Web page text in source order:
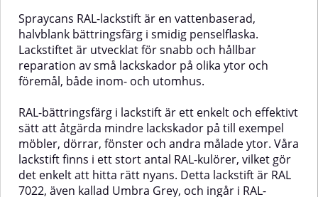
bättringsmålning av olika ytor
men även för olika typer av
dekorationsmålning. RAL
Akryllack har utmärkt vertikal
stabilitet, så knappt något dropp
och utmärkt vidhäftning!Den här
7022. Kulören kallas för Amber
Grey och ingår i RAL-systemets
kategori Grå nyanser. Fördelar
med Akrylspray RAL 7022-
Utmärkt täckning- Hållbar färg
och hållbar glans- Repfri och
slitstark- Utmärkt vertikal
glansHalvmatt: ca 20 glansBlank:
ca 80 glans✅ FördelarTillverkas
efter NCS- och RAL-kulörerTre
glanser: matt, halvmatt och
blankSlitstark polyuretanfärg för
lång hållbarhetLämplig för både
utomhusmiljöerUtmärkt fäste på
flera underlag: trä, metall, sten
och hård plastGer en jämn och
snygg
ytaAnvändningsområdeFärgen
passar för målning
av:TräytorMetallStenHårda
Spraycans RAL-lackstift är en vattenbaserad,
halvblank bättringsfärg i smidig penselflaska.
Lackstiftet är utvecklat för snabb och hållbar
reparation av små lackskador på olika ytor och
föremål, både inom- och utomhus.
RAL-bättringsfärg i lackstift är ett enkelt och effektivt
sätt att åtgärda mindre lackskador på till exempel
möbler, dörrar, fönster och andra målade ytor. Våra
lackstift finns i ett stort antal RAL-kulörer, vilket gör
det enkelt att hitta rätt nyans. Detta lackstift är RAL
7022, även kallad Umbra Grey, och ingår i RAL-